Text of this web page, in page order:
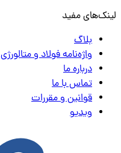
لینک‌های مفید
بلاگ
واژه‌نامه فولاد و متالورژی
درباره ما
تماس با ما
قوانین و مقررات
ویدیو